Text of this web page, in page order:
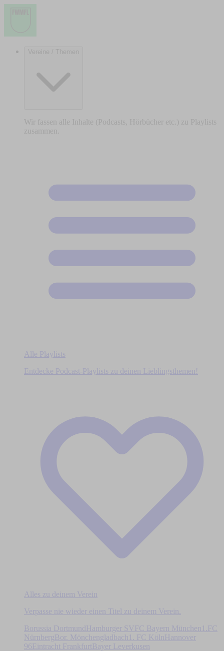
Vereine / Themen
Wir fassen alle Inhalte (Podcasts, Hörbücher etc.) zu Playlists
zusammen.
Alle Playlists
Entdecke Podcast-Playlists zu deinen Lieblingsthemen!
Alles zu deinem Verein
Verpasse nie wieder einen Titel zu deinem Verein.
Borussia DortmundHamburger SV FC Bayern München
1.FC
Nürnberg Bor. Mönchengladbach 1. FC Köln
Hannover
96Eintracht Frankfurt Bayer Leverkusen